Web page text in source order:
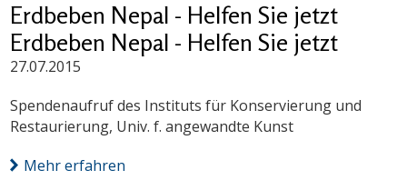
Erdbeben Nepal - Helfen Sie jetzt
Erdbeben Nepal - Helfen Sie jetzt
27.07.2015
Spendenaufruf des Instituts für Konservierung und
Restaurierung, Univ. f. angewandte Kunst
Mehr erfahren